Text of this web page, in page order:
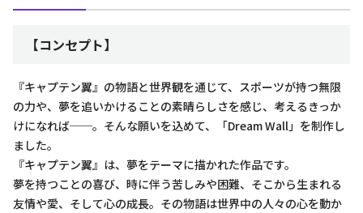
【コンセプト】
『キャプテン翼』の物語と世界観を通じて、スポーツが持つ無限
の力や、夢を追いかけることの素晴らしさを感じ、考えるきっか
けになれば──。そんな願いを込めて、「Dream Wall」を制作し
ました。
『キャプテン翼』は、夢をテーマに描かれた作品です。
夢を持つことの喜び、時に伴う苦しみや困難、そこから生まれる
友情や愛、そして心の成長。その物語は世界中の人々の心を動か